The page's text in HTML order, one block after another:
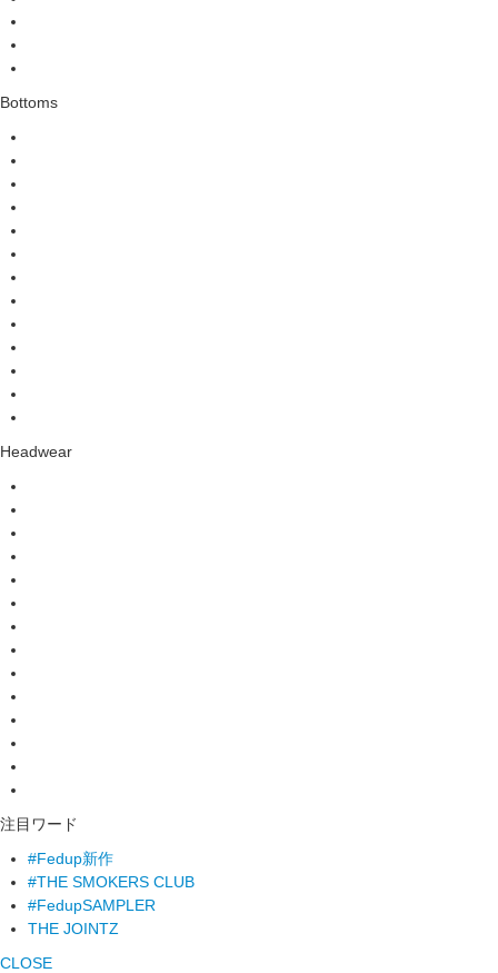
Bottoms
Headwear
注目ワード
#Fedup新作
#THE SMOKERS CLUB
#FedupSAMPLER
THE JOINTZ
CLOSE